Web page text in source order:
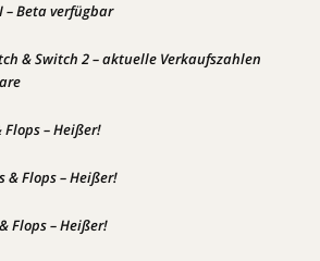
– Beta verfügbar
& Switch 2 – aktuelle Verkaufszahlen
Flops – Heißer!
& Flops – Heißer!
Flops – Heißer!